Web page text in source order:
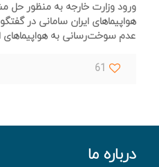
ورود وزارت خارجه به منظور
هواپیماهای ایران سامانی در
عدم سوخت‌رسانی به هواپیماهای
61
درباره ما